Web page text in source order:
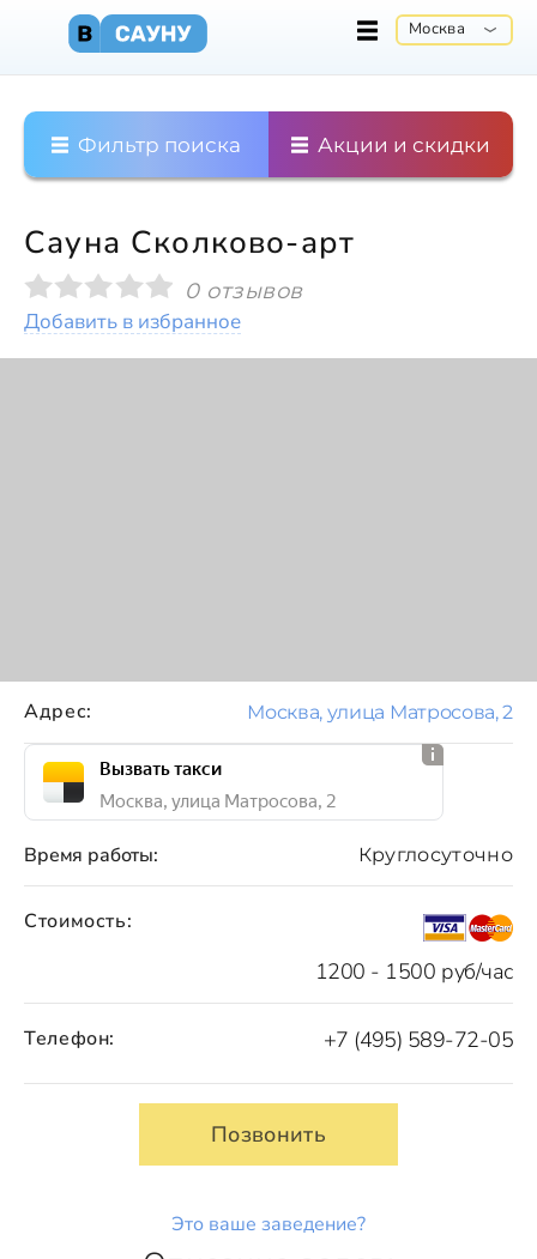
Москва
Фильтр поиска Акции и скидки
Сауна Сколково-арт
0 отзывов
Добавить в избранное
Стоимость:
1200 - 1500 руб/час
Время работы: Круглосуточно
Телефон: +7 (495) 589-72-05
Позвонить
Это ваше заведение?
Адрес: Москва, улица Матросова, 2
Вызвать такси
Москва, улица Матросова, 2